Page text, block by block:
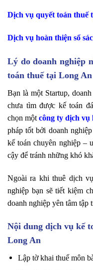
Dịch vụ quyết toán thuế
Dịch vụ hoàn thiện sổ
Lý do doanh nghiệp
toán thuế tại Long An
Bạn là một Startup,
chưa tìm được kế toán
chọn một công ty dịch vụ
pháp tốt bởi doanh
kế toán chuyên nghiệp –
cậy để tránh những khó
Ngoài ra khi thuê dịch
nghiệp bạn sẽ tiết kiệm
doanh nghiệp yên tâm tập
Nội dung dịch vụ kế
Long An
Lập tờ khai thuế môn